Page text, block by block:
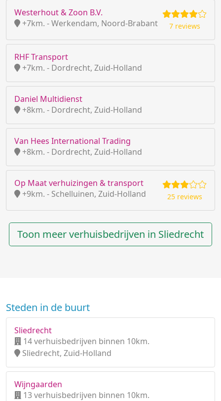
Westerhout & Zoon B.V.
+7km. - Werkendam, Noord-Brabant
7 reviews
RHF Transport
+7km. - Dordrecht, Zuid-Holland
Daniel Multidienst
+8km. - Dordrecht, Zuid-Holland
Van Hees International Trading
+8km. - Dordrecht, Zuid-Holland
Op Maat verhuizingen & transport
+9km. - Schelluinen, Zuid-Holland
25 reviews
Toon meer verhuisbedrijven in Sliedrecht
Steden in de buurt
Sliedrecht
14 verhuisbedrijven binnen 10km.
Sliedrecht, Zuid-Holland
Wijngaarden
13 verhuisbedrijven binnen 10km.